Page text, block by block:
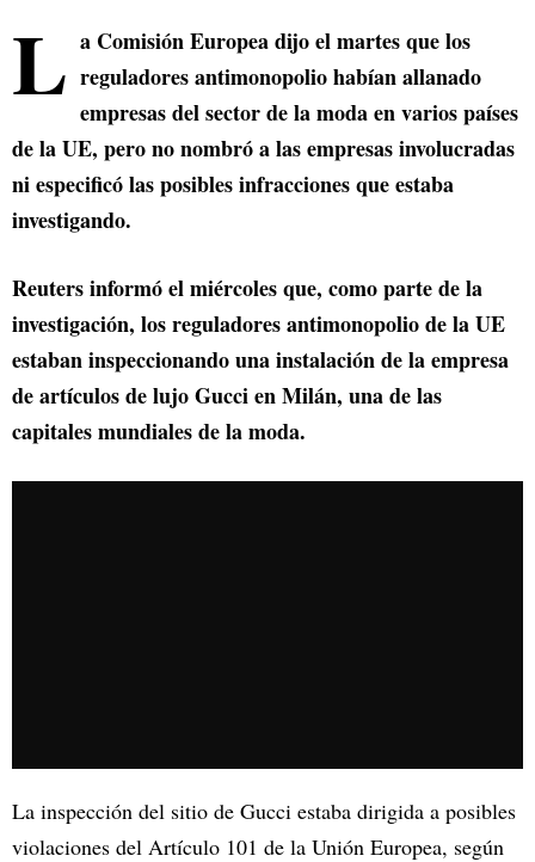
L a Comisión Europea dijo el martes que los
reguladores antimonopolio habían allanado
empresas del sector de la moda en varios países
de la UE, pero no nombró a las empresas involucradas
ni especificó las posibles infracciones que estaba
investigando.
Reuters informó el miércoles que, como parte de la
investigación, los reguladores antimonopolio de la UE
estaban inspeccionando una instalación de la empresa
de artículos de lujo Gucci en Milán, una de las
capitales mundiales de la moda.
La inspección del sitio de Gucci estaba dirigida a posibles
violaciones del Artículo 101 de la Unión Europea, según